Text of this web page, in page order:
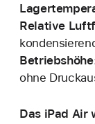
Relative
ohne
Das iPad Air